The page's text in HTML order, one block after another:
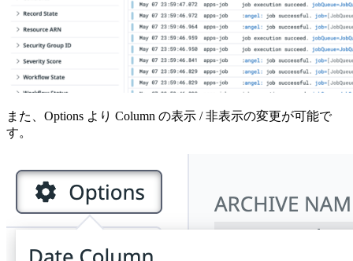
また、Options より Column の表示 / 非表示の変更が可能で
す。